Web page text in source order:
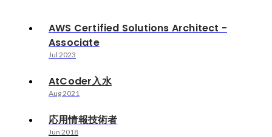
AWS Certified Solutions Architect -
Associate
Jul 2023
AtCoder入水
Aug 2021
応用情報技術者
Jun 2018